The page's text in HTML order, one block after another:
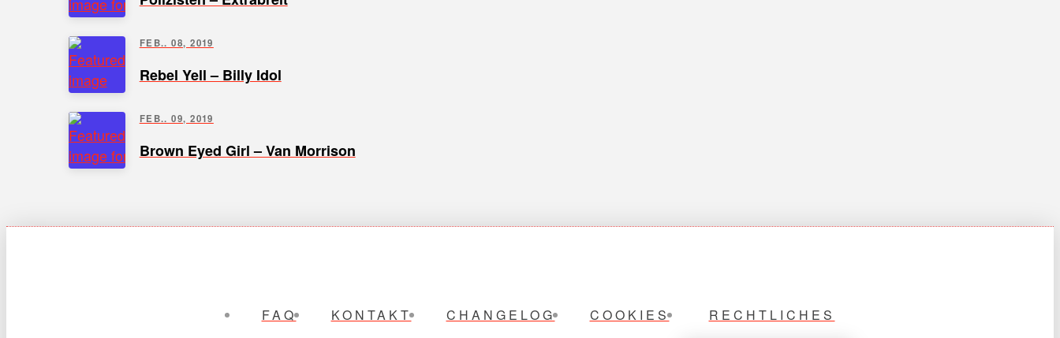
FEB.. 08, 2019
Rebel Yell – Billy Idol
FEB.. 09, 2019
Brown Eyed Girl – Van Morrison
FAQ KONTAKT CHANGELOG COOKIES RECHTLICHES